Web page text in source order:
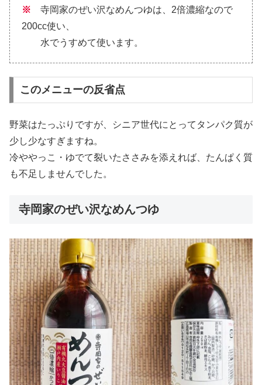
※ 寺岡家のぜい沢なめんつゆは、2倍濃縮なので
200cc使い、
水でうすめて使います。
このメニューの反省点
野菜はたっぷりですが、シニア世代にとってタンパク質が
少し少なすぎますね。
冷ややっこ・ゆでて裂いたささみを添えれば、たんぱく質
も不足しませんでした。
寺岡家のぜい沢なめんつゆ